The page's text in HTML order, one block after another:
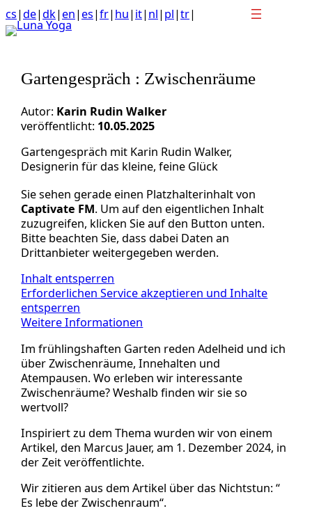
Anchor
link
to
page
Zum
Inhalt
springen
cs|de|dk| en| es|fr| hu| it| nl| pl|tr|
Gartengespräch : Zwischenräume
Autor: Karin Rudin Walker
veröffentlicht: 10.05.2025
Gartengespräch mit Karin Rudin Walker,
Designerin für das kleine, feine Glück
Sie sehen gerade einen Platzhalterinhalt von
Captivate FM. Um auf den eigentlichen Inhalt
zuzugreifen, klicken Sie auf den Button unten.
Bitte beachten Sie, dass dabei Daten an
Drittanbieter weitergegeben werden.
Inhalt entsperren
Erforderlichen Service akzeptieren und Inhalte
entsperren
Weitere Informationen
Im frühlingshaften Garten reden Adelheid und ich
über Zwischenräume, Innehalten und
Atempausen. Wo erleben wir interessante
Zwischenräume? Weshalb finden wir sie so
wertvoll?
Inspiriert zu dem Thema wurden wir von einem
Artikel, den Marcus Jauer, am 1. Dezember 2024, in
der Zeit veröffentlichte.
Wir zitieren aus dem Artikel über das Nichtstun: “
Es lebe der Zwischenraum“.